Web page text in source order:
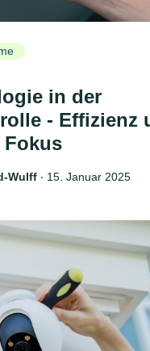
in der
- Effizienz
Wulff ‧ 15. Januar 2025